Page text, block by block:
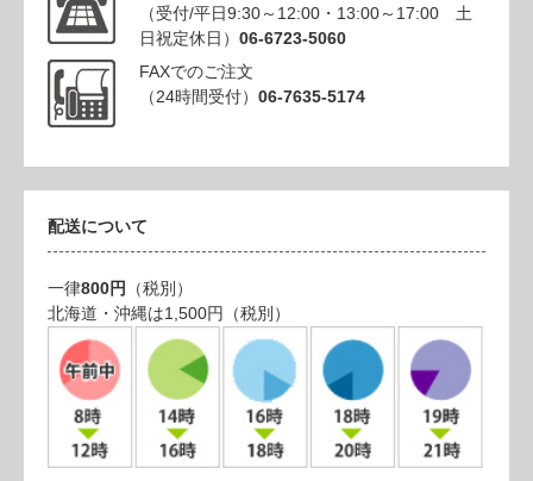
（受付/平日9:30～12:00・13:00～17:00 土
日祝定休日） 06-6723-5060
FAXでのご注文
（24時間受付） 06-7635-5174
配送について
一律800円
（税別）
北海道・沖縄は1,500円（税別）